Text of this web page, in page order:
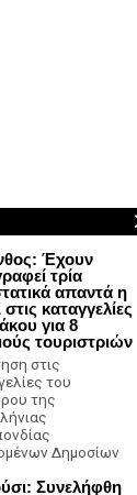
Έχουν
τρία
απαντά η
καταγγελίες
για 8
τουριστριών
στις
του
της
Δημοσίων
Συνελήφθη